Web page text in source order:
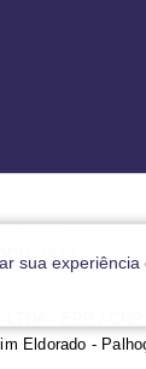
sua
Eldorado -